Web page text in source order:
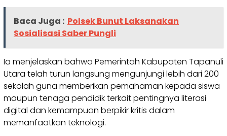
Baca Juga : Polsek Bunut Laksanakan
Sosialisasi Saber Pungli
Ia menjelaskan bahwa Pemerintah Kabupaten Tapanuli
Utara telah turun langsung mengunjungi lebih dari 200
sekolah guna memberikan pemahaman kepada siswa
maupun tenaga pendidik terkait pentingnya literasi
digital dan kemampuan berpikir kritis dalam
memanfaatkan teknologi.